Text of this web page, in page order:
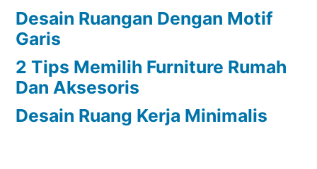
Desain Ruangan Dengan Motif
Garis
2 Tips Memilih Furniture Rumah
Dan Aksesoris
Desain Ruang Kerja Minimalis